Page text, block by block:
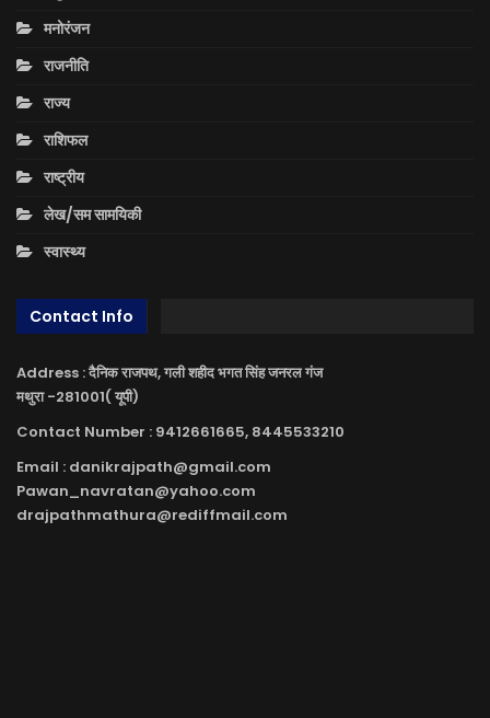
मनोरंजन
राजनीति
राज्य
राशिफल
राष्ट्रीय
लेख/सम सामयिकी
स्वास्थ्य
Contact Info
Address : दैनिक राजपथ, गली शहीद भगत सिंह जनरल गंज
मथुरा -281001( यूपी)
Contact Number : 9412661665, 8445533210
Email : danikrajpath@gmail.com
Pawan_navratan@yahoo.com
drajpathmathura@rediffmail.com